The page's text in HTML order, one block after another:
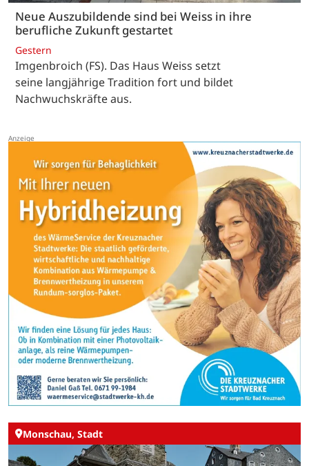
Neue Auszubildende sind bei Weiss in ihre
berufliche Zukunft gestartet
Gestern
Imgenbroich (FS). Das Haus Weiss setzt
seine langjährige Tradition fort und bildet
Nachwuchskräfte aus.
Monschau, Stadt